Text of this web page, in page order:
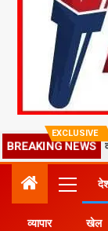
EXCLUSIVE
BREAKING NEWS
फेंका शव
व्यापार खेल